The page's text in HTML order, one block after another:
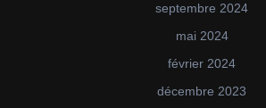
septembre 2024
mai 2024
février 2024
décembre 2023